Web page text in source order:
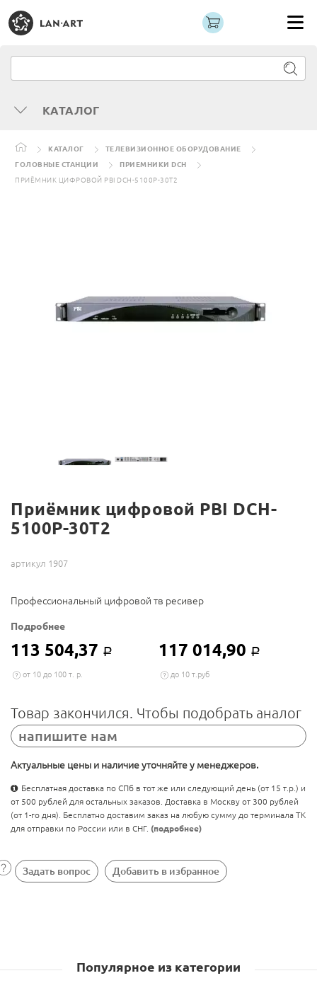
КАТАЛОГ
КАТАЛОГ
ТЕЛЕВИЗИОННОЕ ОБОРУДОВАНИЕ
ГОЛОВНЫЕ СТАНЦИИ
ПРИЕМНИКИ DCH
ПРИЁМНИК ЦИФРОВОЙ PBI DCH-5100P-30T2
Приёмник цифровой PBI DCH-
5100P-30T2
артикул 1907
Профессиональный цифровой тв ресивер
Подробнее
113 504,37 Р 117 014,90 Р
от 10 до 100 т. р. до 10 т.руб
Товар закончился. Чтобы подобрать аналог
напишите нам
Актуальные цены и наличие уточняйте у менеджеров.
Бесплатная доставка по СПб в тот же или следующий день (от 15 т.р.) и
от 500 рублей для остальных заказов. Доставка в Москву от 300 рублей
(от 1-го дня). Бесплатно доставим заказ на любую сумму до терминала ТК
для отправки по России или в СНГ. (подробнее)
Задать вопрос Добавить в избранное
Популярное из категории